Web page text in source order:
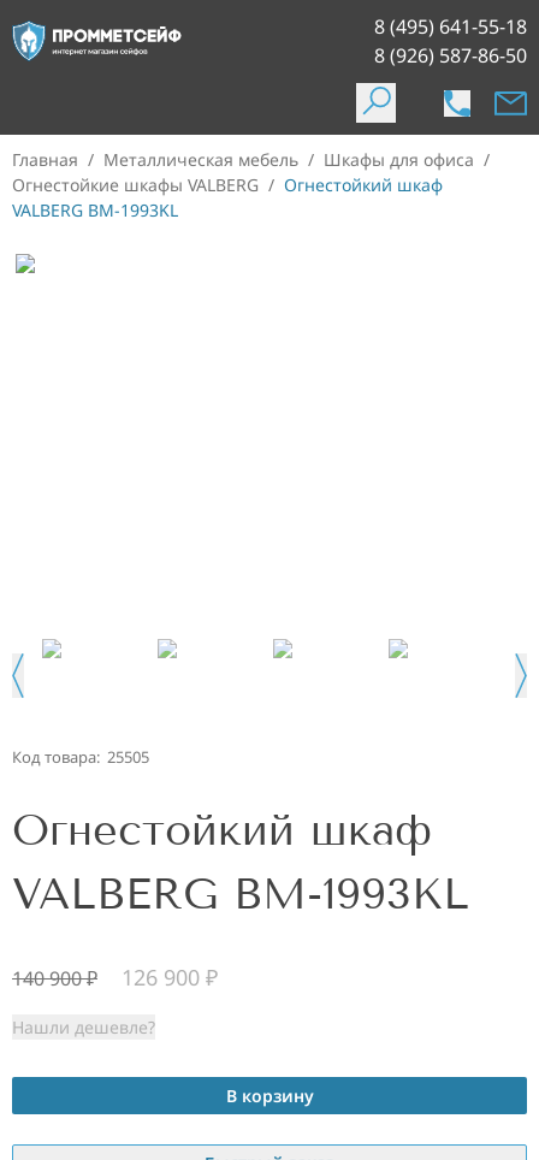
8 (495) 641-55-18
8 (926) 587-86-50
Главная / Металлическая мебель / Шкафы для офиса /
Огнестойкие шкафы VALBERG / Огнестойкий шкаф
VALBERG BM-1993KL
Код товара: 25505
Огнестойкий шкаф
VALBERG BM-1993KL
140 900₽ 126 900 ₽
Нашли дешевле?
В корзину